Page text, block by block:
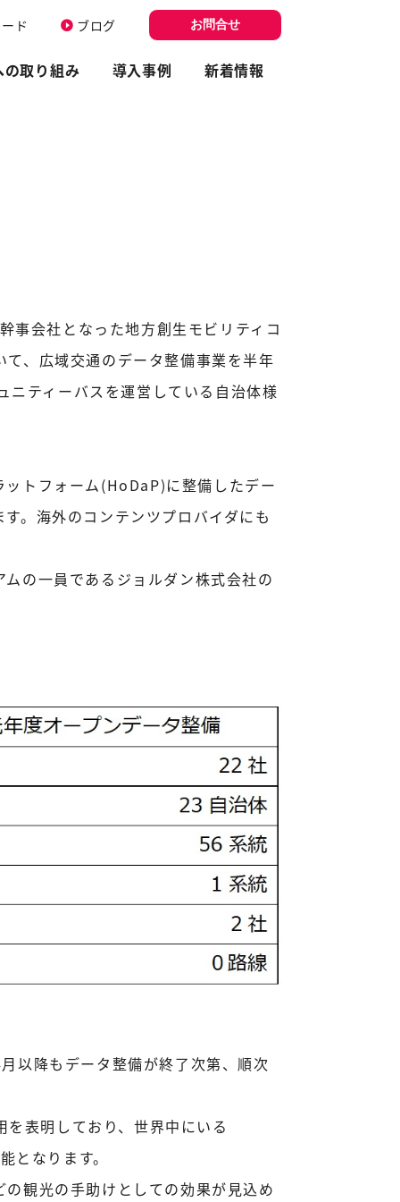
ド ブログ お問合せ
取り組み 導入事例 新着情報
事会社となった地方創生モビリティコ
、広域交通のデータ整備事業を半年
ティーバスを運営している自治体様
トフォーム(HoDaP)に整備したデー
。海外のコンテンツプロバイダにも
の一員であるジョルダン株式会社の
以降もデータ整備が終了次第、順次
表明しており、世界中にいる
なります。
観光の手助けとしての効果が見込め